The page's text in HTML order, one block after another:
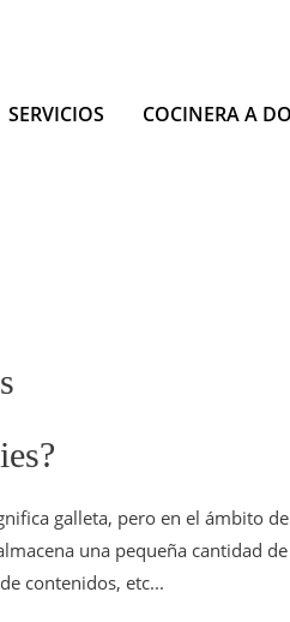
SERVICIOS COCINERA A
galleta, pero en el ámbito
una pequeña cantidad
contenidos, etc...